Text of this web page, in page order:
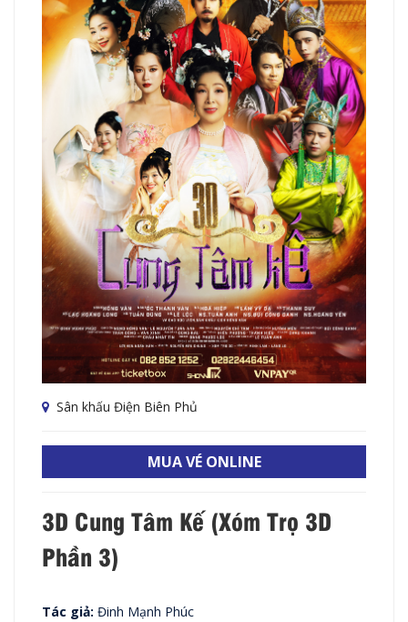
Sân khấu Điện Biên Phủ
MUA VÉ ONLINE
3D Cung Tâm Kế (Xóm Trọ 3D
Phần 3)
Tác giả: Đinh Mạnh Phúc